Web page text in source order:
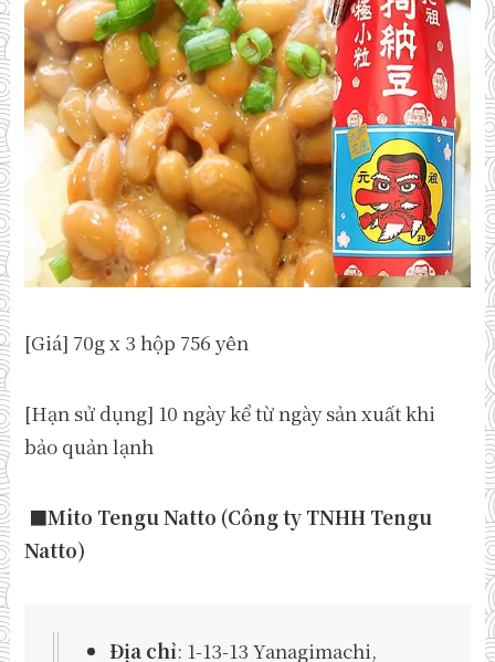
[Giá] 70g x 3 hộp 756 yên
[Hạn sử dụng] 10 ngày kể từ ngày sản xuất khi
bảo quản lạnh
■Mito Tengu Natto (Công ty TNHH Tengu
Natto)
Địa chỉ: 1-13-13 Yanagimachi,